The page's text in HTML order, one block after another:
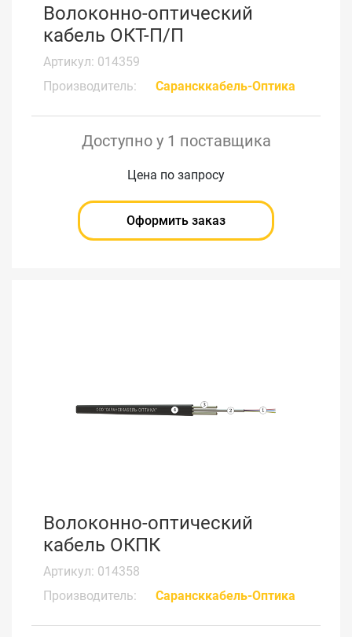
Волоконно-оптический
кабель ОКТ-П/П
Артикул: 014359
Производитель:
Сарансккабель-Оптика
Доступно у 1 поставщика
Цена по запросу
Оформить заказ
Волоконно-оптический
кабель ОКПК
Артикул: 014358
Производитель:
Сарансккабель-Оптика